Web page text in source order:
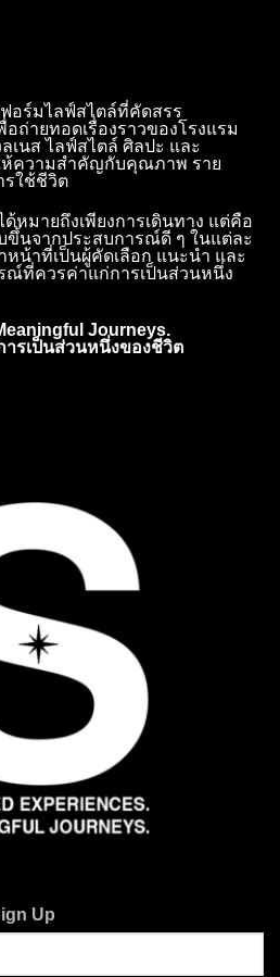
อร์มไลฟ์สไตล์ที่คัดสรร
ถ่ายทอดเรื่องราวของโรงแรม
เนส ไลฟ์สไตล์ ศิลปะ และ
ความสำคัญกับคุณภาพ ราย
รใช้ชีวิต
ด้หมายถึงเพียงการเดินทาง แต่คือ
ขึ้นจากประสบการณ์ดี ๆ ในแต่ละ
หน้าที่เป็นผู้คัดเลือก แนะนำ และ
รณ์ที่ควรค่าแก่การเป็นส่วนหนึ่ง
Journeys.
รเป็นส่วนหนึ่งของชีวิต
Up